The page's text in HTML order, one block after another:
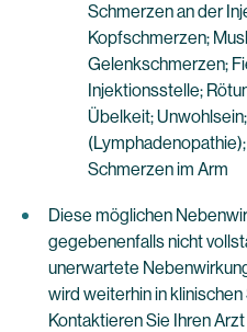
Schmerzen an der
Kopfschmerzen;
Gelenkschmerzen;
Injektionsstelle;
Übelkeit;
Schmerzen im Arm
Diese möglichen
gegebenenfalls nicht
unerwartete
wird weiterhin in
Kontaktieren Sie Ihren